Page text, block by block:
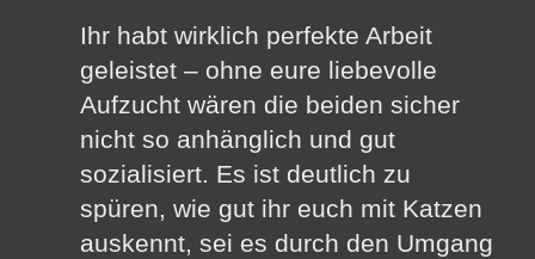
Ihr habt wirklich perfekte Arbeit
geleistet – ohne eure liebevolle
Aufzucht wären die beiden sicher
nicht so anhänglich und gut
sozialisiert. Es ist deutlich zu
spüren, wie gut ihr euch mit Katzen
auskennt, sei es durch den Umgang